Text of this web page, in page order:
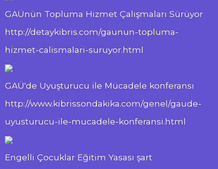
GAÜnün Topluma Hizmet Çalışmaları Sürüyor
http://detaykibris.com/gaunun-topluma-
hizmet-calismalari-suruyor.html
GAÜ'de Uyuşturucu ile Mücadele konferansı
http://www.kibrissondakika.com/genel/gaude-
uyusturucu-ile-mucadele-konferansi.html
Engelli Çocuklar Eğitim Yasası şart